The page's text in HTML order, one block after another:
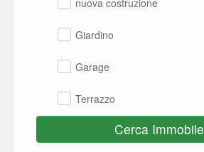
nuova costruzione
Giardino
Garage
Terrazzo
Cerca Immobile